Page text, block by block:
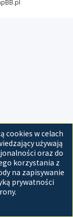
cookies w celach
używają
oraz do
korzystania z
na zapisywanie
prywatności